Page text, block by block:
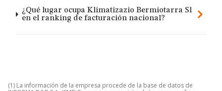
¿Qué lugar ocupa Klimatizazio Bermiotarra Sl
en el ranking de facturación nacional?
(1) La información de la empresa procede de la base de datos de